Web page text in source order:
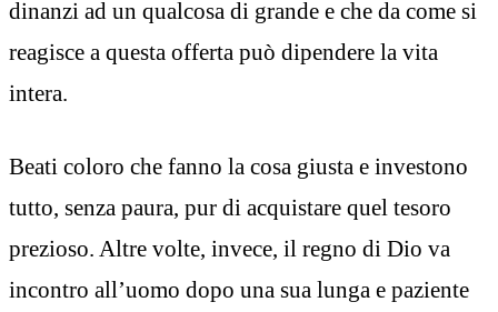
dinanzi ad un qualcosa di grande e che da come si
reagisce a questa offerta può dipendere la vita
intera.
Beati coloro che fanno la cosa giusta e investono
tutto, senza paura, pur di acquistare quel tesoro
prezioso. Altre volte, invece, il regno di Dio va
incontro all’uomo dopo una sua lunga e paziente